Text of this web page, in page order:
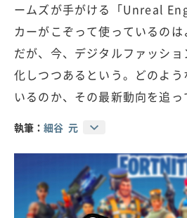
ームズが手がける「Unreal
カーがこぞって使っているの
だが、今、デジタルファッシ
化しつつあるという。どのよ
いるのか、その最新動向を追っ
執筆： 細谷 元